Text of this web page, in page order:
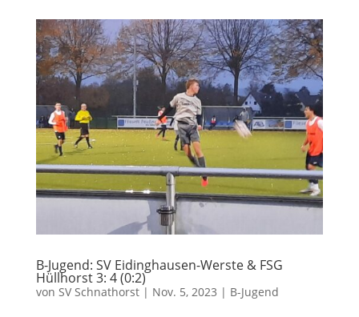
B-Jugend: SV Eidinghausen-Werste & FSG
Hüllhorst 3: 4 (0:2)
von SV Schnathorst| Nov. 5, 2023 | B-Jugend